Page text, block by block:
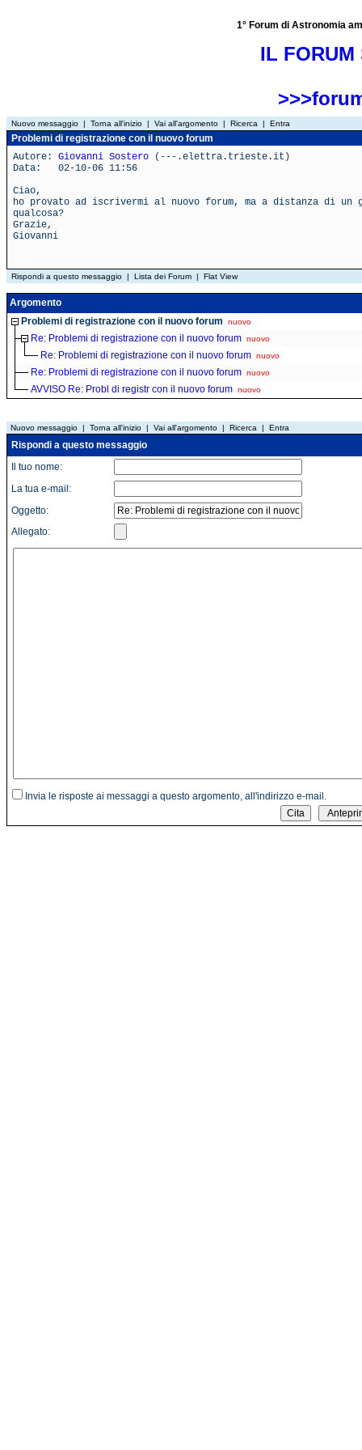
1° Forum di Astronomia
IL FORUM
Nuovo messaggio | Torna all'inizio | Vai all'argomento | Ricerca | Entra
Problemi di registrazione con il nuovo forum
Autore: Giovanni Sostero (---.elettra.trieste.it)
Data: 02-10-06 11:56
Ciao,
ho provato ad iscrivermi al nuovo forum, ma a distanza di
qualcosa?
Grazie,
Giovanni
Rispondi a questo messaggio | Lista dei Forum | Flat View
Argomento
Problemi di registrazione con il nuovo forum
nuovo
Re: Problemi di registrazione con il nuovo forum nuovo
Re: Problemi di registrazione con il nuovo forum nuovo
Re: Problemi di registrazione con il nuovo forum nuovo
AVVISO Re: Probl di registr con il nuovo forum nuovo
Nuovo messaggio | Torna all'inizio | Vai all'argomento | Ricerca | Entra
Rispondi a questo messaggio
Il tuo nome:
La tua e-mail:
Oggetto:
Allegato:
Invia le risposte ai messaggi a questo argomento, all'indirizzo e-mail.